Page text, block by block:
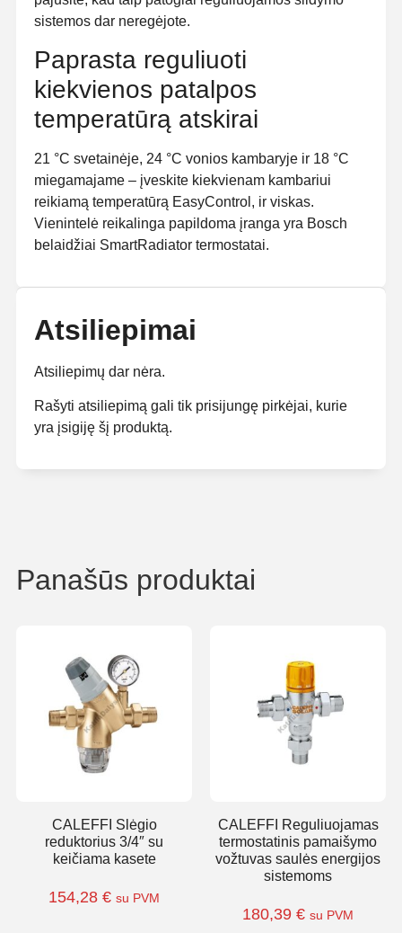
sistemos dar neregėjote.
Paprasta reguliuoti
kiekvienos patalpos
temperatūrą atskirai
21 °C svetainėje, 24 °C vonios kambaryje ir 18 °C
miegamajame – įveskite kiekvienam kambariui
reikiamą temperatūrą EasyControl, ir viskas.
Vienintelė reikalinga papildoma įranga yra Bosch
belaidžiai SmartRadiator termostatai.
Atsiliepimai
Atsiliepimų dar nėra.
Rašyti atsiliepimą gali tik prisijungę pirkėjai, kurie
yra įsigiję šį produktą.
Panašūs produktai
CALEFFI Slėgio
reduktorius 3/4″ su
keičiama kasete
154,28 € su PVM
CALEFFI Reguliuojamas
termostatinis pamaišymo
vožtuvas saulės energijos
sistemoms
180,39 € su PVM